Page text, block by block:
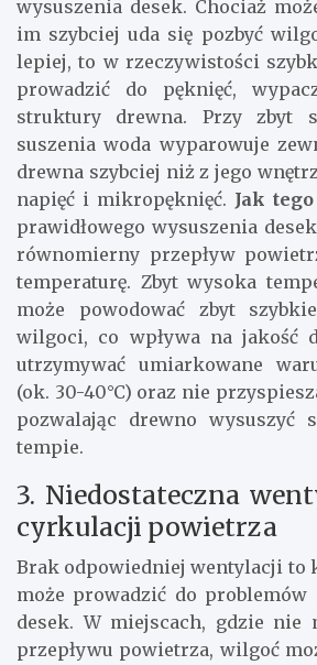
wysuszenia desek. Chociaż
im szybciej uda się pozbyć
lepiej, to w rzeczywistości
prowadzić do pęknięć,
struktury drewna. Przy zbyt
suszenia woda wyparowuje
drewna szybciej niż z jego
napięć i mikropęknięć. Jak
prawidłowego wysuszenia
równomierny przepływ
temperaturę. Zbyt wysoka
może powodować zbyt
wilgoci, co wpływa na jakość
utrzymywać umiarkowane
(ok. 30-40°C) oraz nie
pozwalając drewno wysuszyć
tempie.
3. Niedostateczna
cyrkulacji powietrza
Brak odpowiedniej wentylacji to
może prowadzić do problemów
desek. W miejscach, gdzie nie
przepływu powietrza, wilgoć